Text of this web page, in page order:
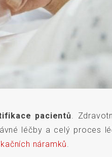
pacientů.
léčby a celý proces
náramků.